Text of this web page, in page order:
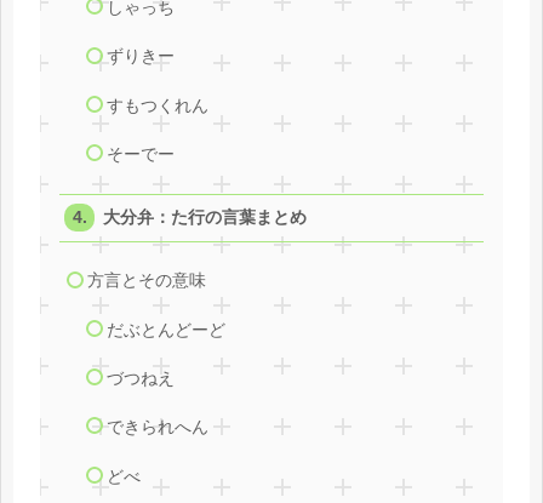
しゃっち
ずりきー
すもつくれん
そーでー
大分弁：た行の言葉まとめ
方言とその意味
だぶとんどーど
づつねえ
できられへん
どべ